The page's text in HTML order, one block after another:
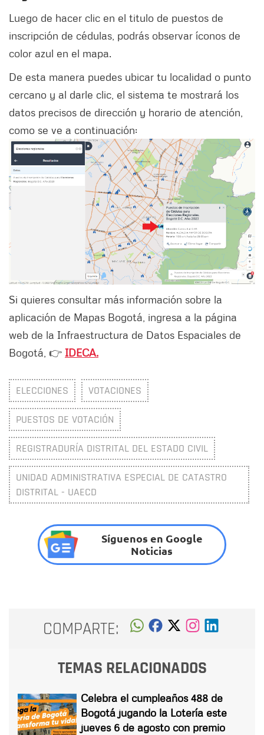
Luego de hacer clic en el titulo de puestos de
inscripción de cédulas, podrás observar íconos de
color azul en el mapa.
De esta manera puedes ubicar tu localidad o punto
cercano y al darle clic, el sistema te mostrará los
datos precisos de dirección y horario de atención,
como se ve a continuación:
Si quieres consultar más información sobre la
aplicación de Mapas Bogotá, ingresa a la página
web de la Infraestructura de Datos Espaciales de
Bogotá, 👉 IDECA.
ELECCIONES VOTACIONES
PUESTOS DE VOTACIÓN
REGISTRADURÍA DISTRITAL DEL ESTADO CIVIL
UNIDAD ADMINISTRATIVA ESPECIAL DE CATASTRO
DISTRITAL - UAECD
Síguenos en Google
Noticias
COMPARTE:
TEMAS RELACIONADOS
Celebra el cumpleaños 488 de
Bogotá jugando la Lotería este
jueves 6 de agosto con premio